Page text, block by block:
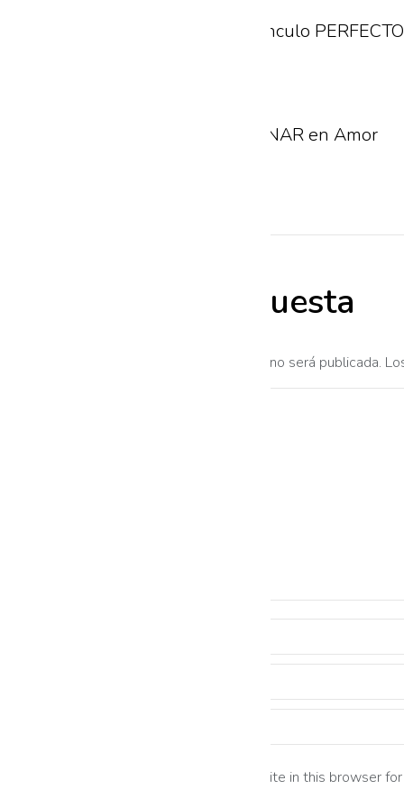
AMOR el Vínculo PERFECTO
Cómo CAMINAR en Amor
Deja una respuesta
Tu dirección de correo electrónico no será publicada.
Save my name, email, and website in this browser